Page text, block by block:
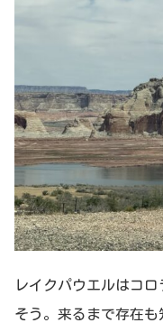
レイクパウエルはコ
そう。来るまで存在